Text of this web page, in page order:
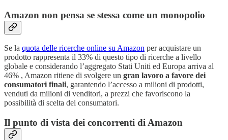
Amazon non pensa se stessa come un monopolio
Se la quota delle ricerche online su Amazon per acquistare un
prodotto rappresenta il 33% di questo tipo di ricerche a livello
globale e considerando l’aggregato Stati Uniti ed Europa arriva al
46% , Amazon ritiene di svolgere un gran lavoro a favore dei
consumatori finali, garantendo l’accesso a milioni di prodotti,
venduti da milioni di venditori, a prezzi che favoriscono la
possibilità di scelta dei consumatori.
Il punto di vista dei concorrenti di Amazon